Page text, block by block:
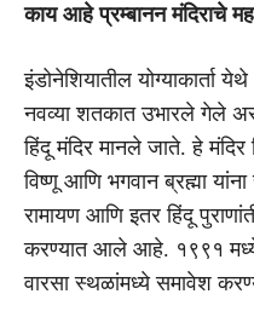
काय आहे प्रम्बानन मंदिराचे
इंडोनेशियातील
नवव्या शतकात उभारले गेले
हिंदू मंदिर मानले जाते. हे मंदिर
विष्णू आणि भगवान ब्रह्मा
रामायण आणि इतर हिंदू
करण्यात आले आहे. १९९१ मध्ये
वारसा स्थळांमध्ये समावेश